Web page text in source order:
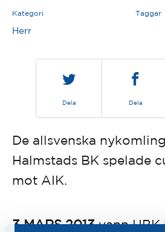
Kategori
Herr
Taggar
Dela Dela
De allsvenska
Halmstads BK spelade
mot AIK.
3 MARS 2013vann HBK